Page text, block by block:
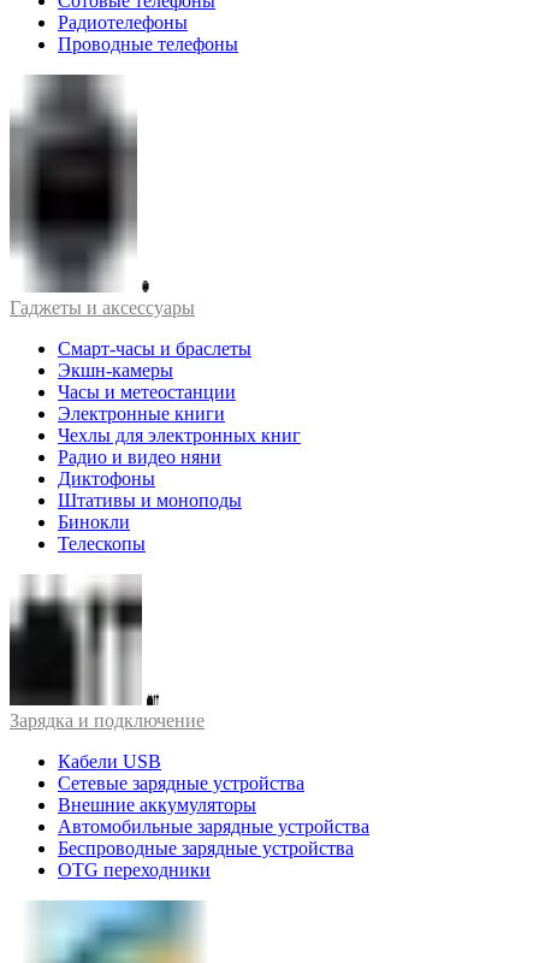
Радиотелефоны
Проводные телефоны
Гаджеты и аксессуары
Смарт-часы и браслеты
Экшн-камеры
Часы и метеостанции
Электронные книги
Чехлы для электронных книг
Радио и видео няни
Диктофоны
Штативы и моноподы
Бинокли
Телескопы
Зарядка и подключение
Кабели USB
Сетевые зарядные устройства
Внешние аккумуляторы
Автомобильные зарядные устройства
Беспроводные зарядные устройства
OTG переходники